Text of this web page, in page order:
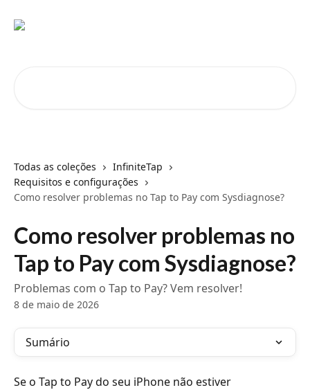
Todas as coleções
InfiniteTap
Requisitos e configurações
Como resolver problemas no Tap to Pay com Sysdiagnose?
Como resolver problemas no
Tap to Pay com Sysdiagnose?
Problemas com o Tap to Pay? Vem resolver!
8 de maio de 2026
Sumário
Se o Tap to Pay do seu iPhone não estiver